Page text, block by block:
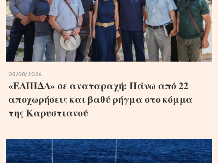
08/08/2026
«ΕΛΠΙΔΑ» σε αναταραχή: Πάνω από 22
αποχωρήσεις και βαθύ ρήγμα στο κόμμα
της Καρυστιανού